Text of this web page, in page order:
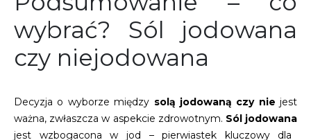
wybrać? Sól jodowana
czy niejodowana
Decyzja o wyborze między solą jodowaną czy nie jest
ważna, zwłaszcza w aspekcie zdrowotnym. Sól jodowana
jest wzbogacona w jod – pierwiastek kluczowy dla